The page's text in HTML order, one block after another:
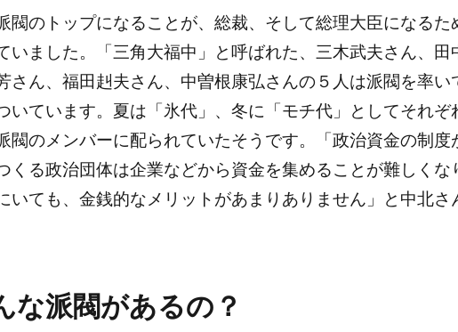
のトップになることが、総裁、そして総理大臣になるた
いました。「三角大福中」と呼ばれた、三木武夫さん、田
さん、福田赳夫さん、中曽根康弘さんの５人は派閥を率い
いています。夏は「氷代」、冬に「モチ代」としてそれぞ
閥のメンバーに配られていたそうです。「政治資金の制度
くる政治団体は企業などから資金を集めることが難しくな
いても、金銭的なメリットがあまりありません」と中北さ
派閥があるの？